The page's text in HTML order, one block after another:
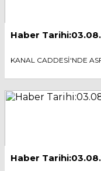
Haber
KANAL CADDESİ'NDE
Haber